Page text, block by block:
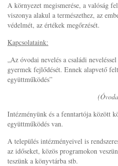
A környezet megismerése, a valóság
viszonya alakul a természethez, az
védelmét, az értékek megőrzését.
Kapcsolataink:
„Az óvodai nevelés a családi
gyermek fejlődését. Ennek alapvető
együttműködés”
Intézményünk és a fenntartója között
együttműködés van.
A település intézményeivel is
az időseket, közös programokon
teszünk a könyvtárba stb.